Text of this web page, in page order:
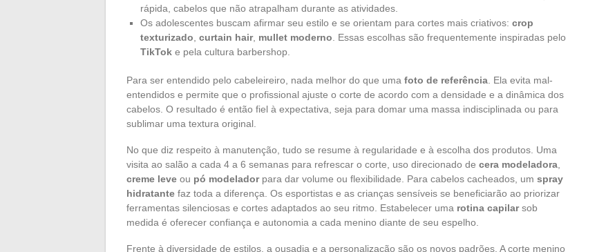
rápida, cabelos que não atrapalham durante as atividades.
Os adolescentes buscam afirmar seu estilo e se orientam para cortes mais criativos: crop
texturizado curtain hair, mullet moderno . Essas escolhas são frequentemente inspiradas pelo
TikTok e pela cultura barbershop.
Para ser entendido pelo cabeleireiro, nada melhor do que uma foto de referência . Ela evita mal-
entendidos e permite que o profissional ajuste o corte de acordo com a densidade e a dinâmica dos
cabelos. O resultado é então fiel à expectativa, seja para domar uma massa indisciplinada ou para
sublimar uma textura original.
No que diz respeito à manutenção, tudo se resume à regularidade e à escolha dos produtos. Uma
visita ao salão a cada 4 a 6 semanas para refrescar o corte, uso direcionado de cera modeladora
creme leve ou pó modeladorpara dar volume ou flexibilidade. Para cabelos cacheados, um spray
hidratante faz toda a diferença. Os esportistas e as crianças sensíveis se beneficiarão ao priorizar
ferramentas silenciosas e cortes adaptados ao seu ritmo. Estabelecer uma rotina capilarsob
medida é oferecer confiança e autonomia a cada menino diante de seu espelho.
Frente à diversidade de estilos, a ousadia e a personalização são os novos padrões. A corte menino